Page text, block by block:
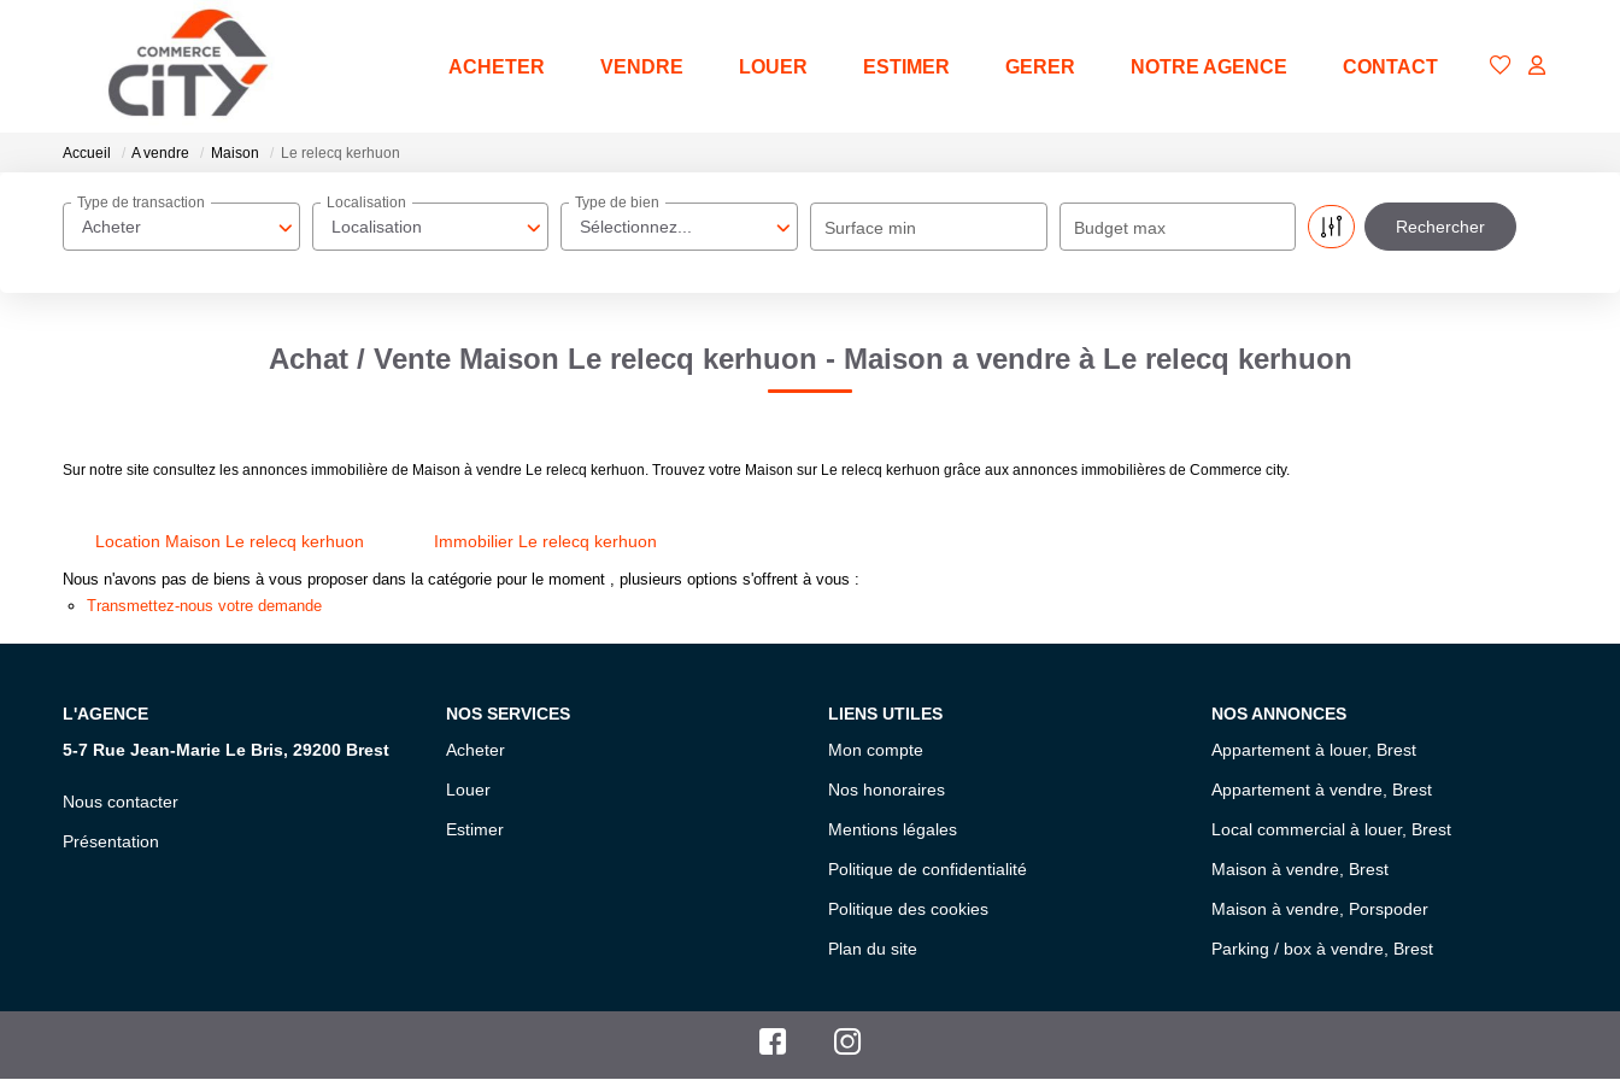
ACHETER VENDRE LOUER ESTIMER GERER NOTRE AGENCE CONTACT
Accueil A vendre Maison Le relecq kerhuon
Acheter
Type de transaction
Localisation
Localisation
Sélectionnez...
Type de bien
Surface min Budget max
Achat / Vente Maison Le relecq kerhuon - Maison a vendre à Le relecq kerhuon
Sur notre site consultez les annonces immobilière de Maison à vendre Le relecq kerhuon. Trouvez votre Maison sur Le relecq kerhuon grâce aux annonces immobilières de Commerce city.
Location Maison Le relecq kerhuon Immobilier Le relecq kerhuon
Nous n'avons pas de biens à vous proposer dans la catégorie pour le moment , plusieurs options s'offrent à vous :
Transmettez-nous votre demande
L'AGENCE
5-7 Rue Jean-Marie Le Bris, 29200 Brest
Nous contacter
Présentation
NOS SERVICES
Acheter
Louer
Estimer
LIENS UTILES
Mon compte
Nos honoraires
Mentions légales
Politique de confidentialité
Politique des cookies
Plan du site
NOS ANNONCES
Appartement à louer, Brest
Appartement à vendre, Brest
Local commercial à louer, Brest
Maison à vendre, Brest
Maison à vendre, Porspoder
Parking / box à vendre, Brest